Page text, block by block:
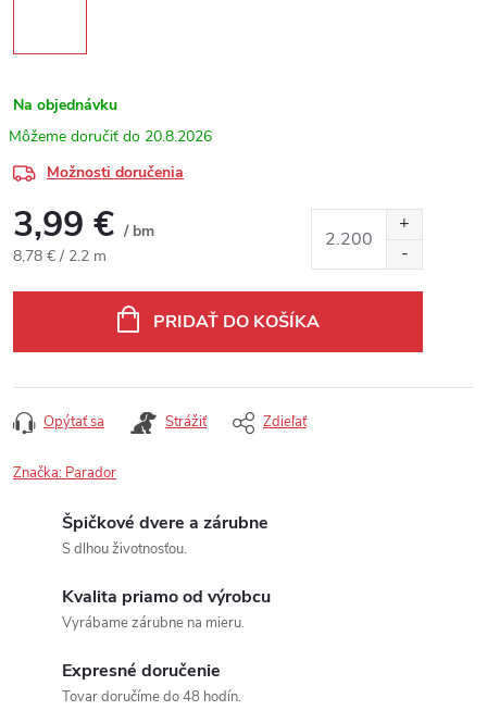
Na objednávku
20.8.2026
Možnosti doručenia
3,99 € / bm
Jednotková cena:
8,78 € / 2.2 m
PRIDAŤ DO KOŠÍKA
Opýtať sa Strážiť Zdieľať
Značka: Parador
Špičkové dvere a zárubne
S dlhou životnosťou.
Kvalita priamo od výrobcu
Vyrábame zárubne na mieru.
Expresné doručenie
Tovar doručíme do 48 hodín.